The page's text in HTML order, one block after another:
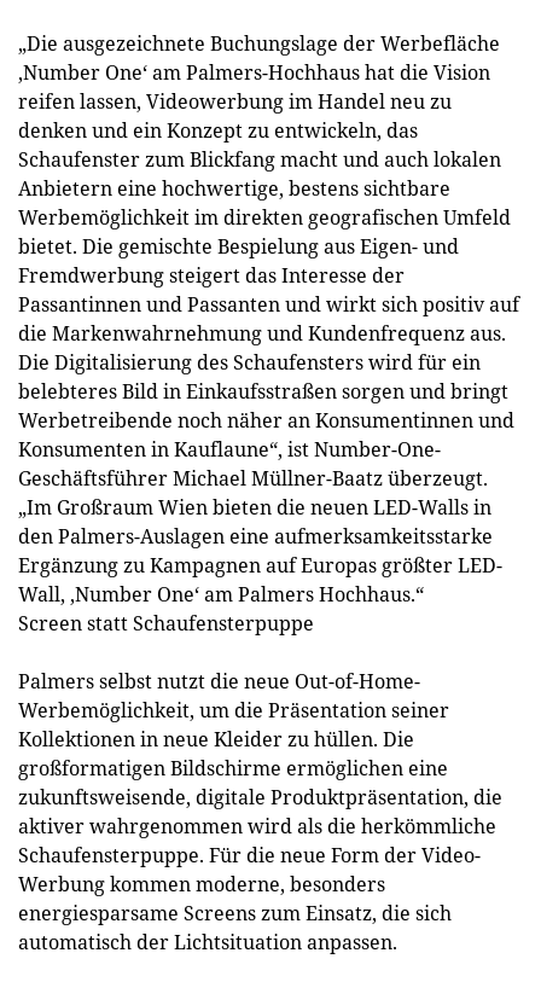
„Die ausgezeichnete Buchungslage der Werbefläche
‚Number One‘ am Palmers-Hochhaus hat die Vision
reifen lassen, Videowerbung im Handel neu zu
denken und ein Konzept zu entwickeln, das
Schaufenster zum Blickfang macht und auch lokalen
Anbietern eine hochwertige, bestens sichtbare
Werbemöglichkeit im direkten geografischen Umfeld
bietet. Die gemischte Bespielung aus Eigen- und
Fremdwerbung steigert das Interesse der
Passantinnen und Passanten und wirkt sich positiv auf
die Markenwahrnehmung und Kundenfrequenz aus.
Die Digitalisierung des Schaufensters wird für ein
belebteres Bild in Einkaufsstraßen sorgen und bringt
Werbetreibende noch näher an Konsumentinnen und
Konsumenten in Kauflaune“, ist Number-One-
Geschäftsführer Michael Müllner-Baatz überzeugt.
„Im Großraum Wien bieten die neuen LED-Walls in
den Palmers-Auslagen eine aufmerksamkeitsstarke
Ergänzung zu Kampagnen auf Europas größter LED-
Wall, ‚Number One‘ am Palmers Hochhaus.“
Screen statt Schaufensterpuppe
Palmers selbst nutzt die neue Out-of-Home-
Werbemöglichkeit, um die Präsentation seiner
Kollektionen in neue Kleider zu hüllen. Die
großformatigen Bildschirme ermöglichen eine
zukunftsweisende, digitale Produktpräsentation, die
aktiver wahrgenommen wird als die herkömmliche
Schaufensterpuppe. Für die neue Form der Video-
Werbung kommen moderne, besonders
energiesparsame Screens zum Einsatz, die sich
automatisch der Lichtsituation anpassen.